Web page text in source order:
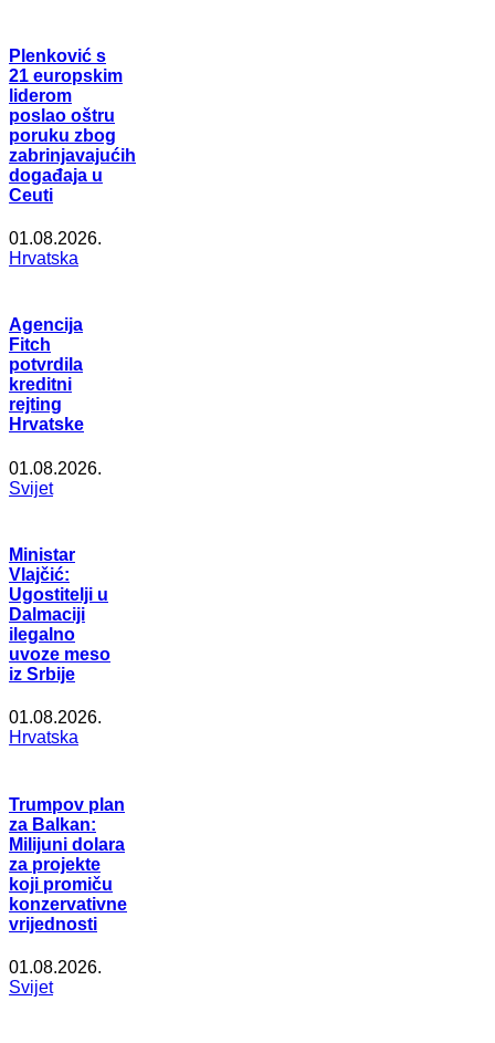
Plenković s
21 europskim
liderom
poslao oštru
poruku zbog
zabrinjavajućih
događaja u
Ceuti
01.08.2026.
Hrvatska
Agencija
Fitch
potvrdila
kreditni
rejting
Hrvatske
01.08.2026.
Svijet
Ministar
Vlajčić:
Ugostitelji u
Dalmaciji
ilegalno
uvoze meso
iz Srbije
01.08.2026.
Hrvatska
Trumpov plan
za Balkan:
Milijuni dolara
za projekte
koji promiču
konzervativne
vrijednosti
01.08.2026.
Svijet